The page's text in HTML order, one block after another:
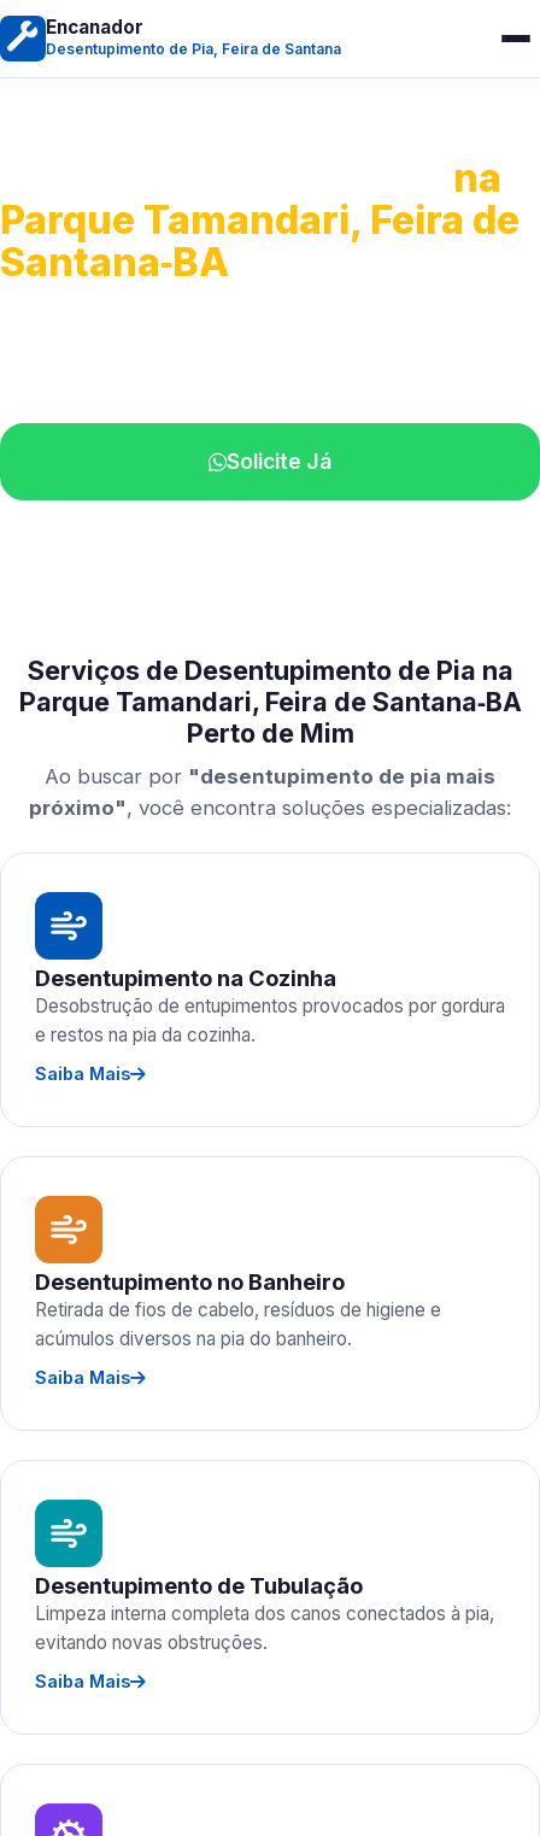
Encanador
Desentupimento de Pia, Feira de Santana
na
Parque Tamandari, Feira de
Santana‑BA
Solicite Já
Serviços de Desentupimento de Pia na
Parque Tamandari, Feira de Santana‑BA
Perto de Mim
Ao buscar por "desentupimento de pia mais
próximo", você encontra soluções especializadas:
Desentupimento na Cozinha
Desobstrução de entupimentos provocados por gordura
e restos na pia da cozinha.
Saiba Mais
Desentupimento no Banheiro
Retirada de fios de cabelo, resíduos de higiene e
acúmulos diversos na pia do banheiro.
Saiba Mais
Desentupimento de Tubulação
Limpeza interna completa dos canos conectados à pia,
evitando novas obstruções.
Saiba Mais